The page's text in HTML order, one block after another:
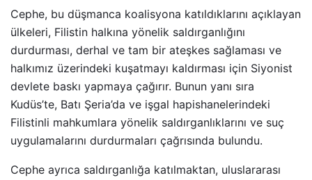
Cephe, bu düşmanca koalisyona katıldıklarını açıklayan
ülkeleri, Filistin halkına yönelik saldırganlığını
durdurması, derhal ve tam bir ateşkes sağlaması ve
halkımız üzerindeki kuşatmayı kaldırması için Siyonist
devlete baskı yapmaya çağırır. Bunun yanı sıra
Kudüs’te, Batı Şeria’da ve işgal hapishanelerindeki
Filistinli mahkumlara yönelik saldırganlıklarını ve suç
uygulamalarını durdurmaları çağrısında bulundu.
Cephe ayrıca saldırganlığa katılmaktan, uluslararası